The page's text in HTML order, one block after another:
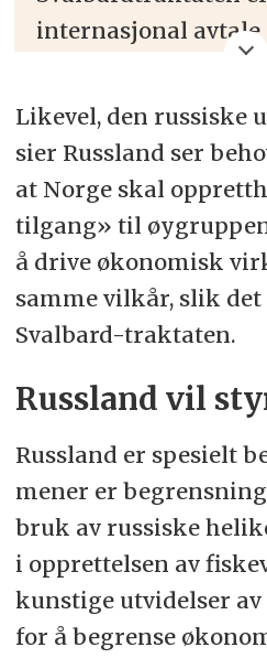
internasjonal
men med visse
det gjelder
til å drive
Traktaten ble
og trådte i kraft 14.
Traktaten slår fast
Svalbard, inklusive
Samtidig er det full
borgere av alle
bosette seg og å
næringsvirksomhet,
Likevel, den russiske
sier Russland ser
at Norge skal
tilgang» til
å drive økonomisk
samme vilkår, slik
Svalbard-traktaten.
Russland vil
Russland er spesielt
mener er
bruk av russiske
i opprettelsen av
kunstige utvidelser
for å begrense